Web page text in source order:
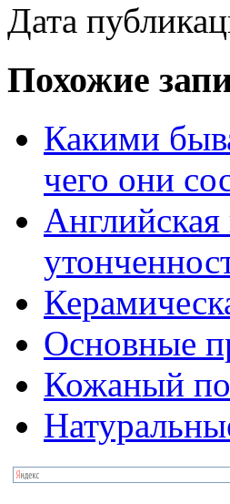
Дата
Похожие
Какими
чего они
Основные
Кожаный